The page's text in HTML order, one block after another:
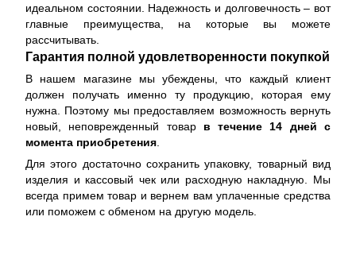
идеальном состоянии. Надежность и долговечность – вот
главные преимущества, на которые вы можете
рассчитывать.
Гарантия полной удовлетворенности покупкой
В нашем магазине мы убеждены, что каждый клиент
должен получать именно ту продукцию, которая ему
нужна. Поэтому мы предоставляем возможность вернуть
новый, неповрежденный товар в течение 14 дней с
момента приобретения
Для этого достаточно сохранить упаковку, товарный вид
изделия и кассовый чек или расходную накладную. Мы
всегда примем товар и вернем вам уплаченные средства
или поможем с обменом на другую модель.